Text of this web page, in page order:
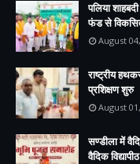
पलिया
फंड से
August
राष्ट्रीय
प्रशिक्षण शुरु
August
सण्डीला में
वैदिक